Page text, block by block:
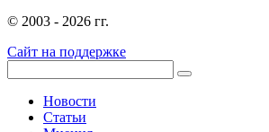
© 2003 - 2026 гг.
Сайт на поддержке
Новости
Статьи